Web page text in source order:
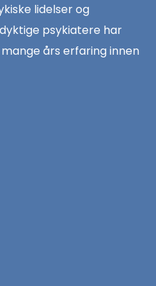
lidelser og
psykiatere har
års erfaring innen